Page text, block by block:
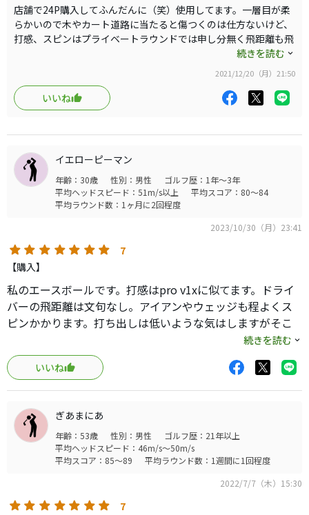
店舗で24P購入してふんだんに（笑）使用してます。一層目が柔
らかいので木やカート道路に当たると傷つくのは仕方ないけど、
打感、スピンはプライベートラウンドでは申し分無く飛距離も飛
ばないとは感じません。CPを考えればリピート有りです！贅沢
言えばもうちょいデザインが良ければ、と言うのとイエローが有
れば尚良いかな。
続きを読む
2021/12/20（月）21:50
いいね
イエローピーマン
年齢：30歳 性別：男性
ゴルフ歴：1年～3年
平均ヘッドスピード：51m/s以上
平均スコア：80～84
平均ラウンド数：1ヶ月に2回程度
2023/10/30（月）23:41
7
【購入】
私のエースボールです。打感はpro v1xに似てます。ドライ
バーの飛距離は文句なし。アイアンやウェッジも程よくス
ピンかかります。打ち出しは低いような気はしますがそこ
まで気になりません。お値段はお手頃だし打感もよくコス
パ最高です。
ちなみにヘッドスピード平均54m/sです。
続きを読む
いいね
ぎあまにあ
年齢：53歳 性別：男性
ゴルフ歴：21年以上
平均ヘッドスピード：46m/s～50m/s
平均スコア：85～89
平均ラウンド数：1週間に1回程度
2022/7/7（木）15:30
7